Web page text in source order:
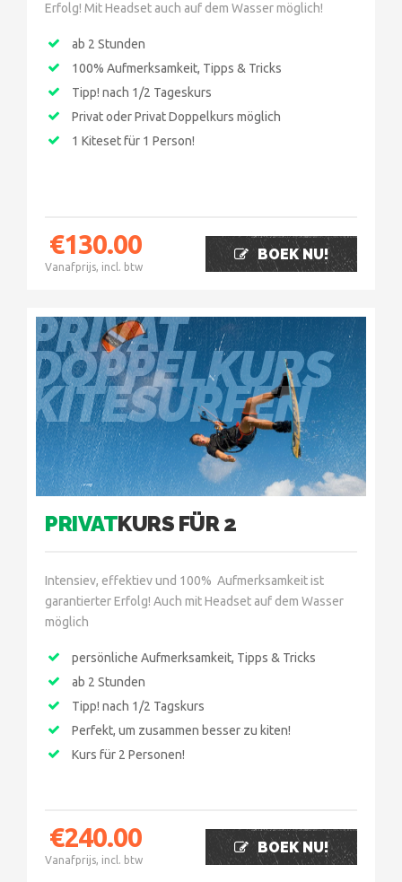
Erfolg! Mit Headset auch auf dem Wasser möglich!
ab 2 Stunden
100% Aufmerksamkeit, Tipps & Tricks
Tipp! nach 1/2 Tageskurs
Privat oder Privat Doppelkurs möglich
1 Kiteset für 1 Person!
€130.00
Vanafprijs, incl. btw
BOEK NU!
PRIVAT
DOPPELKURS
KITESURFEN
PRIVATKURS FÜR 2
Intensiev, effektiev und 100% Aufmerksamkeit ist
garantierter Erfolg! Auch mit Headset auf dem Wasser
möglich
persönliche Aufmerksamkeit, Tipps & Tricks
ab 2 Stunden
Tipp! nach 1/2 Tagskurs
Perfekt, um zusammen besser zu kiten!
Kurs für 2 Personen!
€240.00
Vanafprijs, incl. btw
BOEK NU!